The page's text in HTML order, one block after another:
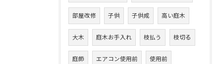
部屋改修 子供 子供成 高い庭木
大木 庭木お手入れ 枝払う 枝切る
庭師 エアコン使用前 使用前